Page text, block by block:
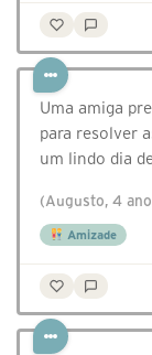
Uma amiga
para resolver
um lindo dia
(Augusto, 4
Amizade